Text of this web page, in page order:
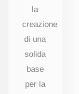
la
creazione
di una
solida
base
per la